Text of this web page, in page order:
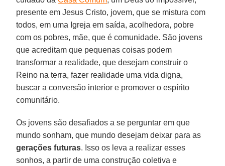
presente em Jesus Cristo, jovem, que se mistura com
todos, em uma Igreja em saída, acolhedora, pobre
com os pobres, mãe, que é comunidade. São jovens
que acreditam que pequenas coisas podem
transformar a realidade, que desejam construir o
Reino na terra, fazer realidade uma vida digna,
buscar a conversão interior e promover o espírito
comunitário.
Os jovens são desafiados a se perguntar em que
mundo sonham, que mundo desejam deixar para as
gerações futuras. Isso os leva a realizar esses
sonhos, a partir de uma construção coletiva e